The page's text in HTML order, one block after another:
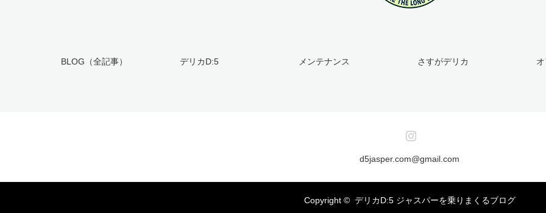
BLOG（全記事） デリカD:5 メンテナンス さすがデリカ
d5jasper.com@gmail.com
Copyright © デリカD:5 ジャスパーを乗りまくるブログ